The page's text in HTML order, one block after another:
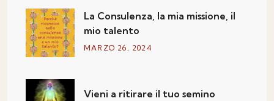
La Consulenza, la mia missione, il
mio talento
MARZO 26 , 2024
Vieni a ritirare il tuo semino